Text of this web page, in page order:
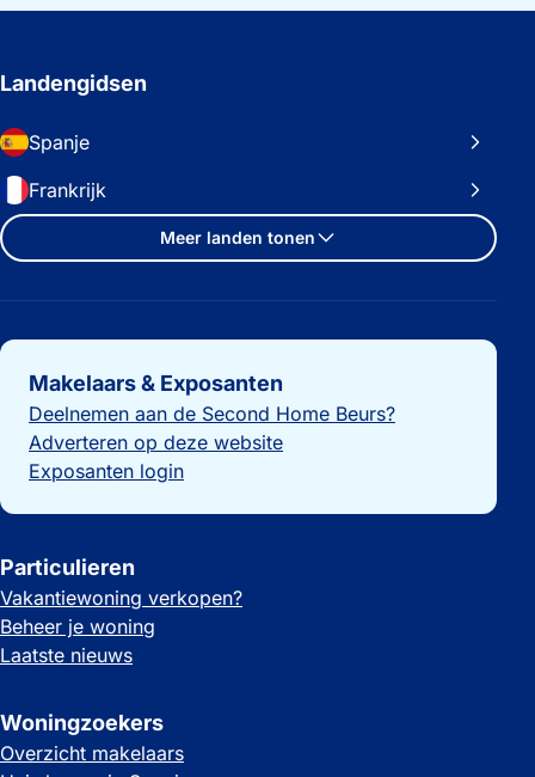
Landengidsen
Spanje
Frankrijk
Meer landen tonen
Belangrijke links
Makelaars & Exposanten
Deelnemen aan de Second Home Beurs?
Adverteren op deze website
Exposanten login
Particulieren
Vakantiewoning verkopen?
Beheer je woning
Laatste nieuws
Woningzoekers
Overzicht makelaars